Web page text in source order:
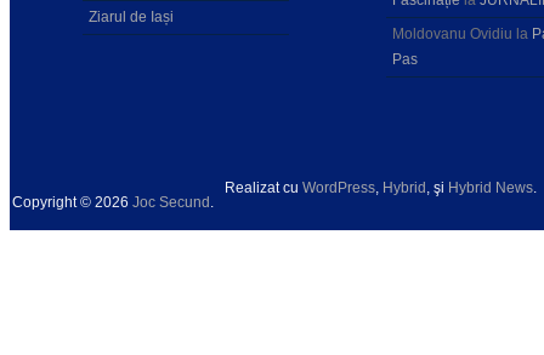
Ziarul de Iași
Moldovanu Ovidiu la
Pas
Copyright © 2026 Joc Secund
Realizat cu WordPress Hybrid , şi Hybrid News